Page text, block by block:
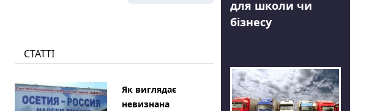
СТАТТІ
Як виглядає
невизнана
для школи чи
бізнесу